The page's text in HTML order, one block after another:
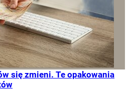
się zmieni. Te opakowania